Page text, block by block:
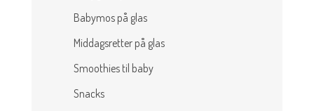
Babymos på glas
Middagsretter på glas
Smoothies til baby
Snacks